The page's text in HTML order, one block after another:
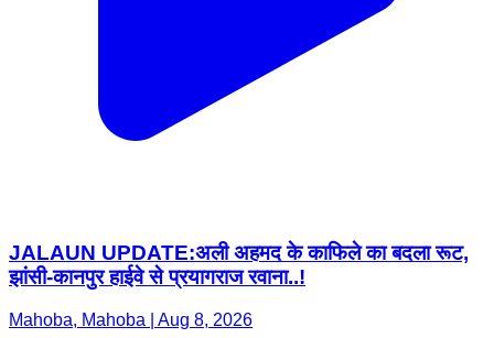
JALAUN UPDATE:अली अहमद के काफिले का बदला रूट,
झांसी-कानपुर हाईवे से प्रयागराज रवाना..!
Mahoba, Mahoba | Aug 8, 2026